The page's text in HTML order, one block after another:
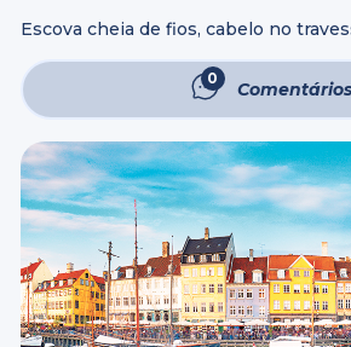
Escova cheia de fios, cabelo no
homens e mulheres. Mas até que
0 Comentários